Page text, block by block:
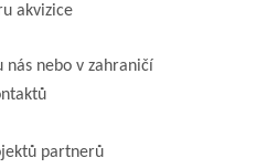
akvizice
nás nebo v zahraničí
partnerů